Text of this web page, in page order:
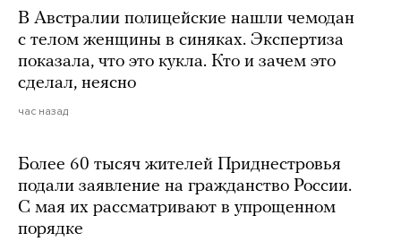
В Австралии полицейские нашли чемодан
с телом женщины в синяках. Экспертиза
показала, что это кукла. Кто и зачем это
сделал, неясно
час назад
Более 60 тысяч жителей Приднестровья
подали заявление на гражданство России.
С мая их рассматривают в упрощенном
порядке